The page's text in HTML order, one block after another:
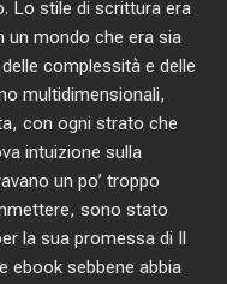
Lo stile di scrittura era
un mondo che era sia
complessità e delle
multidimensionali,
con ogni strato che
intuizione sulla
un po’ troppo
sono stato
la sua promessa di Il
ebook sebbene abbia